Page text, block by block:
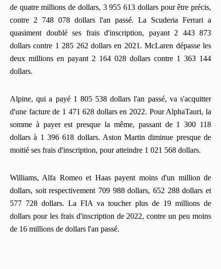
de quatre millions de dollars, 3 955 613 dollars pour être précis,
contre 2 748 078 dollars l'an passé. La Scuderia Ferrari a
quasiment doublé ses frais d'inscription, payant 2 443 873
dollars contre 1 285 262 dollars en 2021. McLaren dépasse les
deux millions en payant 2 164 028 dollars contre 1 363 144
dollars.
Alpine, qui a payé 1 805 538 dollars l'an passé, va s'acquitter
d'une facture de 1 471 628 dollars en 2022. Pour AlphaTauri, la
somme à payer est presque la même, passant de 1 300 118
dollars à 1 396 618 dollars. Aston Martin diminue presque de
moitié ses frais d'inscription, pour atteindre 1 021 568 dollars.
Williams, Alfa Romeo et Haas payent moins d'un million de
dollars, soit respectivement 709 988 dollars, 652 288 dollars et
577 728 dollars. La FIA va toucher plus de 19 millions de
dollars pour les frais d'inscription de 2022, contre un peu moins
de 16 millions de dollars l'an passé.